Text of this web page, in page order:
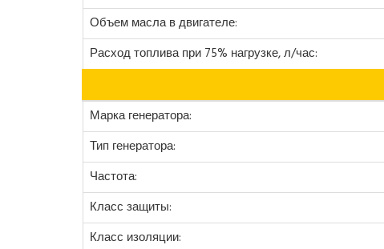
Объем масла в двигателе:
Расход топлива при 75% нагрузке, л/час:
Марка генератора:
Тип генератора:
Частота:
Класс защиты:
Класс изоляции: